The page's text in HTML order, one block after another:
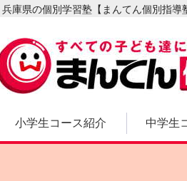
庫県の個別学習塾【まんてん個別指導
小学生コース紹介 中学生